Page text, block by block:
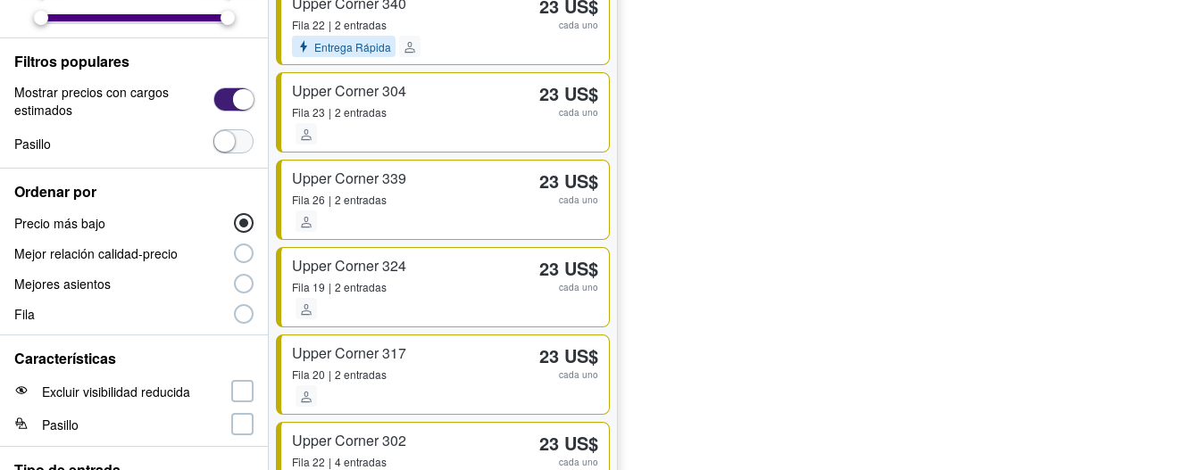
Fila 22
2 entradas
Entrega Rápida
23 US$
cada uno
Upper Corner 304
Fila 23 2 entradas
23 US$
cada uno
Upper Corner 339
Fila 26 2 entradas
23 US$
cada uno
Upper Corner 324
Fila 19 2 entradas
23 US$
cada uno
Upper Corner 317
Fila 20 2 entradas
23 US$
cada uno
Upper Corner 302
Fila 22 4 entradas
23 US$
cada uno
Filtros populares
Mostrar precios con cargos
estimados
Pasillo
Ordenar por
Precio más bajo
Mejor relación calidad-precio
Mejores asientos
Fila
Características
Excluir visibilidad reducida
Pasillo